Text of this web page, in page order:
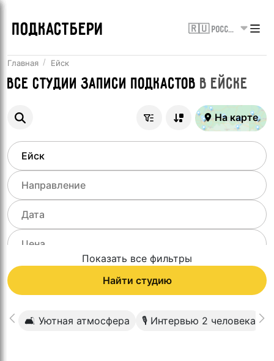
ПОДКАСТБЕРИ 🇷🇺 Россия
Главная Ейск
ВсеСтудии записи подкастов в Ейске
На карте
Показать все фильтры
Найти студию
🛋 Уютная атмосфера 🎙 Интервью 2 человека